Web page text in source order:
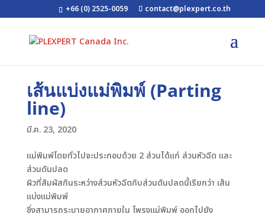
+66 (0) 2525-0059 contact@plexpert.co.th
เส้นแบ่งแม่พิมพ์ (Parting
line)
มี.ค. 23, 2020
แม่พิมพ์โดยทั่วไปจะประกอบด้วย 2 ส่วนได้แก่ ส่วนหัวฉีด และ
ส่วนดันปลด
ผิวที่สัมผัสกันระหว่างส่วนหัวฉีดกับส่วนดันปลดนี้เรียกว่า เส้น
แบ่งแม่พิมพ์
ซึ่งสามารถระบายอากาศภายใน โพรงแม่พิมพ์ ออกไปยัง